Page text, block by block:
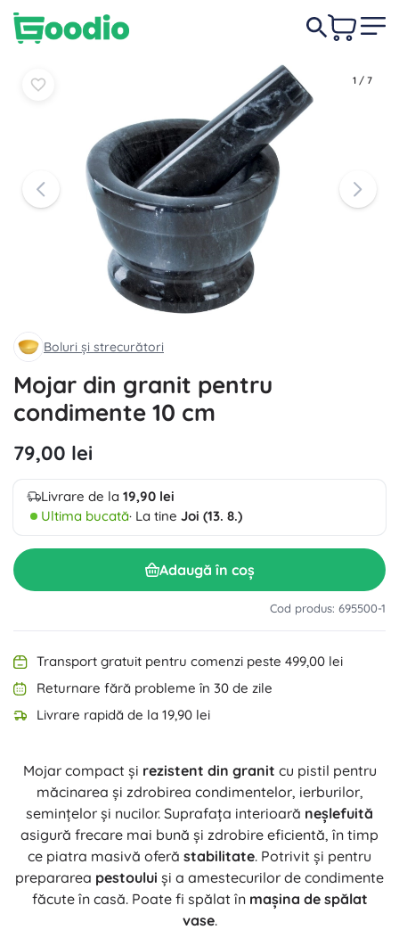
1 / 7
Boluri și strecurători
Mojar din granit pentru
condimente 10 cm
79,00 lei
Livrare de la 19,90 lei
Ultima bucată· La tine Joi (13. 8.)
Adaugă în coș
Cod produs: 695500-1
Transport gratuit pentru comenzi peste 499,00 lei
Returnare fără probleme în 30 de zile
Livrare rapidă de la 19,90 lei
Mojar compact și rezistent din granit cu pistil pentru
măcinarea și zdrobirea condimentelor, ierburilor,
semințelor și nucilor. Suprafața interioară neșlefuită
asigură frecare mai bună și zdrobire eficientă, în timp
ce piatra masivă oferă stabilitate. Potrivit și pentru
prepararea pestoului și a amestecurilor de condimente
făcute în casă. Poate fi spălat în mașina de spălat
vase.
79,00 lei În coșÎn coș